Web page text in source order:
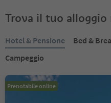
Trova il tuo alloggio
Hotel & Pensione Bed &
Campeggio
Prenotabile online